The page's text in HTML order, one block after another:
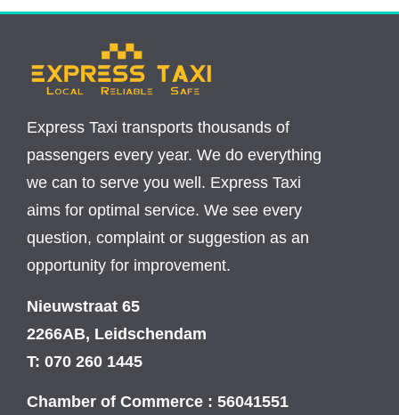
Express Taxi transports thousands of
passengers every year. We do everything
we can to serve you well. Express Taxi
aims for optimal service. We see every
question, complaint or suggestion as an
opportunity for improvement.
Nieuwstraat 65
2266AB, Leidschendam
T: 070 260 1445
Chamber of Commerce : 56041551